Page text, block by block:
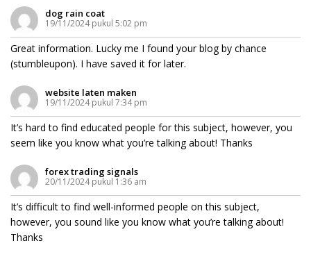
dog rain coat
19/11/2024 pukul 5:02 pm
Great information. Lucky me I found your blog by chance
(stumbleupon). I have saved it for later.
website laten maken
19/11/2024 pukul 7:34 pm
It’s hard to find educated people for this subject, however, you
seem like you know what you’re talking about! Thanks
forex trading signals
20/11/2024 pukul 1:36 am
It’s difficult to find well-informed people on this subject,
however, you sound like you know what you’re talking about!
Thanks